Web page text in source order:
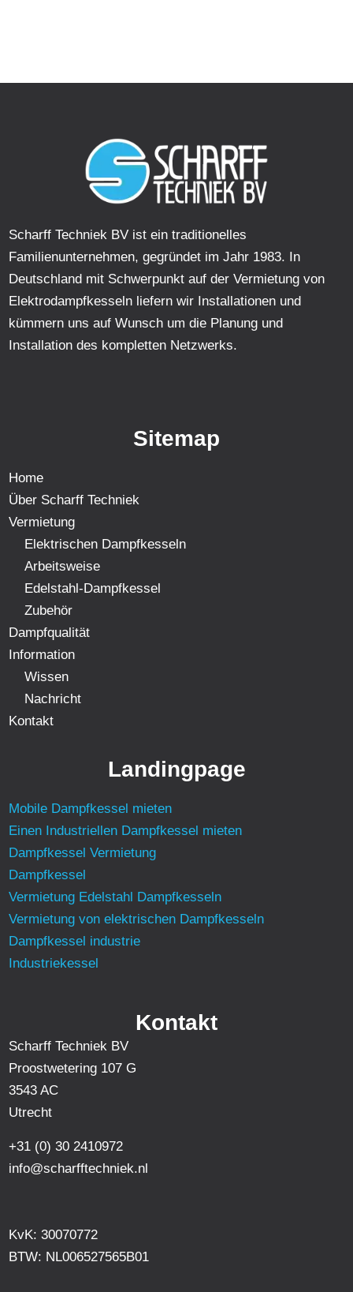
Scharff Techniek BV ist ein traditionelles
Familienunternehmen, gegründet im Jahr 1983. In
Deutschland mit Schwerpunkt auf der Vermietung von
Elektrodampfkesseln liefern wir Installationen und
kümmern uns auf Wunsch um die Planung und
Installation des kompletten Netzwerks.
Sitemap
Home
Über Scharff Techniek
Vermietung
Elektrischen Dampfkesseln
Arbeitsweise
Edelstahl-Dampfkessel
Zubehör
Dampfqualität
Information
Wissen
Nachricht
Kontakt
Landingpage
Mobile Dampfkessel mieten
Einen Industriellen Dampfkessel mieten
Dampfkessel Vermietung
Dampfkessel
Vermietung Edelstahl Dampfkesseln
Vermietung von elektrischen Dampfkesseln
Dampfkessel industrie
Industriekessel
Kontakt
Scharff Techniek BV
Proostwetering 107 G
3543 AC
Utrecht
+31 (0) 30 2410972
info@scharfftechniek.nl
KvK: 30070772
BTW: NL006527565B01